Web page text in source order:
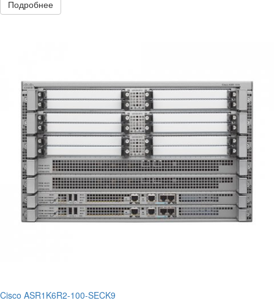
Подробнее
Cisco ASR1K6R2-100-SECK9